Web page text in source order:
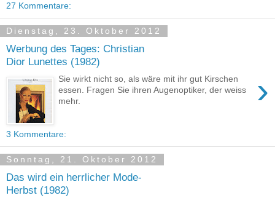
27 Kommentare:
Dienstag, 23. Oktober 2012
Werbung des Tages: Christian
Dior Lunettes (1982)
›
Sie wirkt nicht so, als wäre mit ihr gut Kirschen
essen. Fragen Sie ihren Augenoptiker, der weiss
mehr.
3 Kommentare:
Sonntag, 21. Oktober 2012
Das wird ein herrlicher Mode-
Herbst (1982)